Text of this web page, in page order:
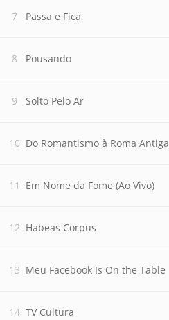
Passa e Fica
Pousando
Solto Pelo Ar
Do Romantismo à Roma Antiga
Em Nome da Fome (Ao Vivo)
Habeas Corpus
Meu Facebook Is On the Table
TV Cultura